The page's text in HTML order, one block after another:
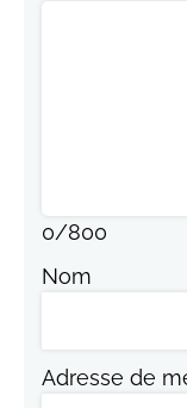
0/800
Nom
Adresse de